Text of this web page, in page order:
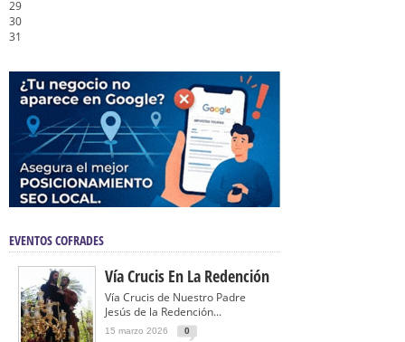
29
30
31
EVENTOS COFRADES
Vía Crucis En La Redención
Vía Crucis de Nuestro Padre
Jesús de la Redención...
15 marzo 2026 0